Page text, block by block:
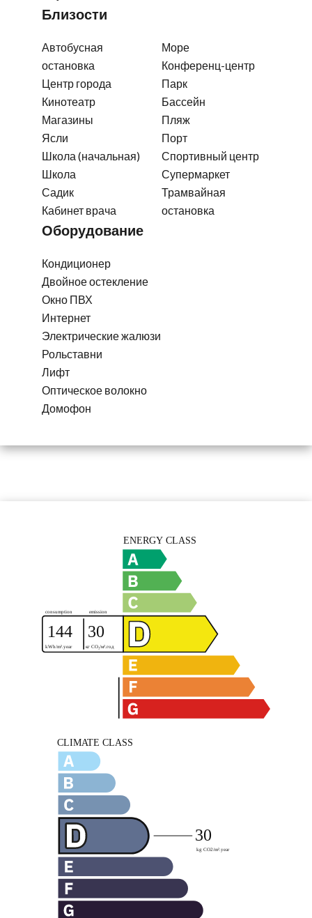
Близости
Автобусная
остановка
Центр города
Кинотеатр
Магазины
Ясли
Школа (начальная)
Школа
Садик
Кабинет врача
Море
Конференц-центр
Парк
Бассейн
Пляж
Порт
Спортивный центр
Супермаркет
Трамвайная
остановка
Оборудование
Кондиционер
Двойное остекление
Окно ПВХ
Интернет
Электрические жалюзи
Рольставни
Лифт
Оптическое волокно
Домофон